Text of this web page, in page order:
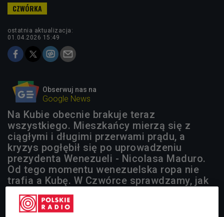
ostatnia aktualizacja:
01.04.2026 15:49
Obserwuj nas na
Google News
Na Kubie obecnie brakuje teraz
wszystkiego. Mieszkańcy mierzą się z
ciągłymi i długimi przerwami prądu, a
kryzys pogłębił się po uprowadzeniu
prezydenta Wenezueli - Nicolasa Maduro.
Od tego momentu wenezuelska ropa nie
trafia a Kubę. W Czwórce sprawdzamy, jak
obecnie wygląda codzienność
Kubańczyków.